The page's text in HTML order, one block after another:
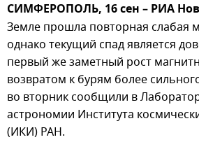
СИМФЕРОПОЛЬ, 16 сен – РИА
Земле прошла повторная слабая
однако текущий спад является
первый же заметный рост
возвратом к бурям более
во вторник сообщили в
астрономии Института
(ИКИ) РАН.